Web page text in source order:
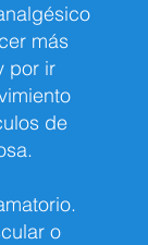
más
por ir
de
o